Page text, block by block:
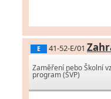
E 41-52-E/01
Zaměření nebo Školní
program (ŠVP)